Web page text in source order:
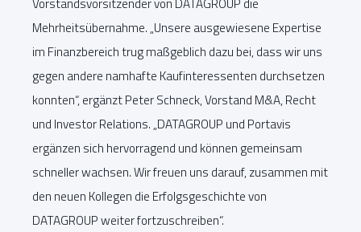
Vorstandsvorsitzender von DATAGROUP die
Mehrheitsübernahme. „Unsere ausgewiesene Expertise
im Finanzbereich trug maßgeblich dazu bei, dass wir uns
gegen andere namhafte Kaufinteressenten durchsetzen
konnten“, ergänzt Peter Schneck, Vorstand M&A, Recht
und Investor Relations. „DATAGROUP und Portavis
ergänzen sich hervorragend und können gemeinsam
schneller wachsen. Wir freuen uns darauf, zusammen mit
den neuen Kollegen die Erfolgsgeschichte von
DATAGROUP weiter fortzuschreiben“.